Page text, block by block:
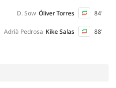
84'
Óliver Torres
D. Sow
88'
Kike Salas
Adrià Pedrosa